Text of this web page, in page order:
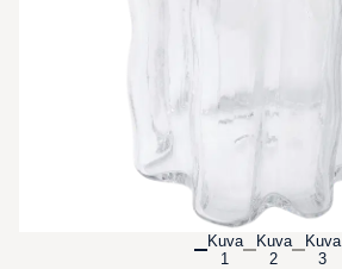
Kuva
1
Kuva
2
Kuva
3